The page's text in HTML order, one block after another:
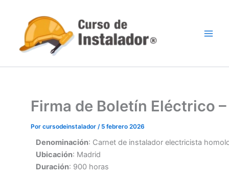
contenido
Firma de Boletín Eléctrico
Por cursodeinstalador / 5 febrero 2026
Denominación: Carnet de instalador electricista
Ubicación: Madrid
Duración: 900 horas